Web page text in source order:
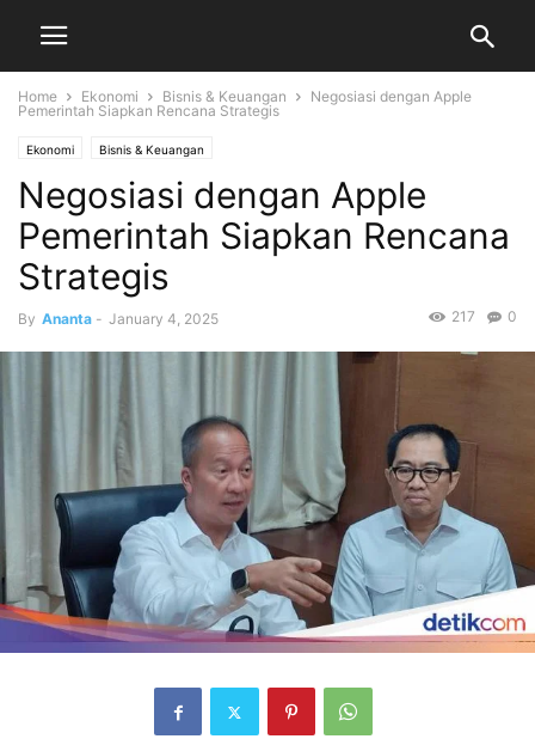
Home Ekonomi Bisnis & Keuangan
Negosiasi dengan Apple
Pemerintah Siapkan Rencana Strategis
Ekonomi Bisnis & Keuangan
Negosiasi dengan Apple
Pemerintah Siapkan Rencana
Strategis
By Ananta - January 4, 2025 0
217